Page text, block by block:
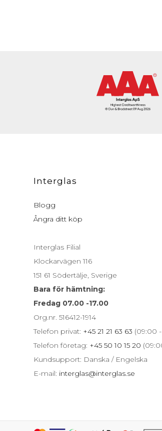
Interglas
Blogg
Ångra ditt köp
Interglas Filial
Klockarvägen 116
151 61 Södertälje, Sverige
Bara för hämtning:
Fredag 07.00 -17.00
Org.nr. 516412-1914
Telefon privat: +45 21 21 63 63 (09:00 -
Telefon företag: +45 50 10 15 20
Kundsupport: Danska / Engelska
E-mail: interglas@interglas.se